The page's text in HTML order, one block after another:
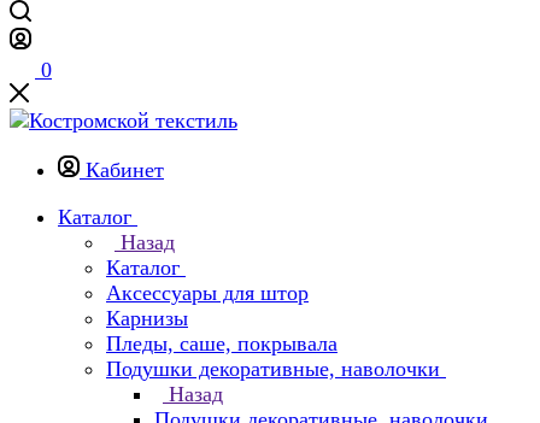
0
Кабинет
Каталог
Назад
Каталог
Аксессуары для штор
Карнизы
Пледы, саше, покрывала
Подушки декоративные, наволочки
Назад